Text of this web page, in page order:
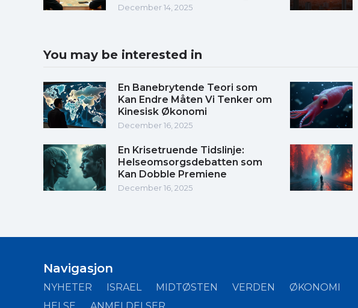
December 14, 2025
You may be interested in
En Banebrytende Teori som
Kan Endre Måten Vi Tenker om
Kinesisk Økonomi
December 16, 2025
En Krisetruende Tidslinje:
Helseomsorgsdebatten som
Kan Dobble Premiene
December 16, 2025
Navigasjon
NYHETER ISRAEL MIDTØSTEN VERDEN
ØKONOMI
HELSE
ANMELDELSER